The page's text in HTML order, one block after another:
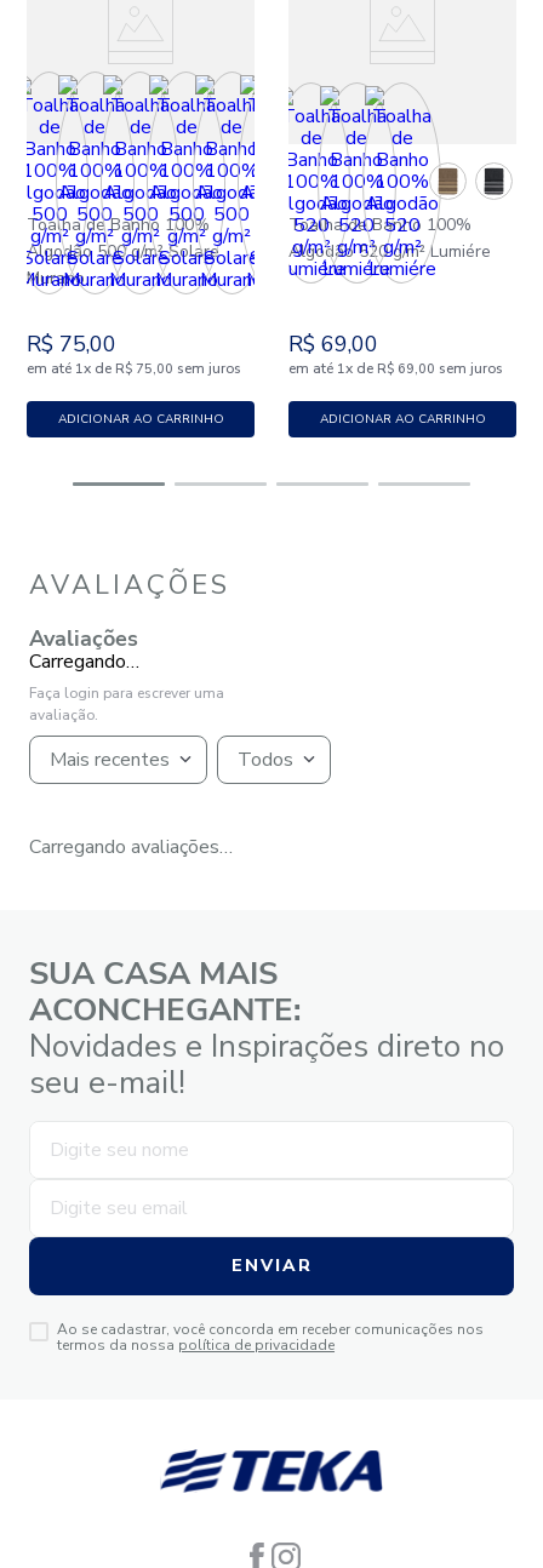
Toalha de Banho 100%
Algodão 500 g/m² Solare
Murano
R$ 75,00
em até 1x de R$ 75,00 sem juros
ADICIONAR AO CARRINHO
Toalha de Banho 100%
Algodão 520 g/m² Lumiére
R$ 69,00
em até 1x de R$ 69,00 sem juros
ADICIONAR AO CARRINHO
AVALIAÇÕES
Avaliações
Carregando…
Faça login para escrever uma
avaliação.
Mais recentes Todos
Carregando avaliações…
SUA CASA MAIS
ACONCHEGANTE:
Novidades e Inspirações direto no
seu e-mail!
ENVIAR
Ao se cadastrar, você concorda em receber comunicações nos
termos da nossa política de privacidade